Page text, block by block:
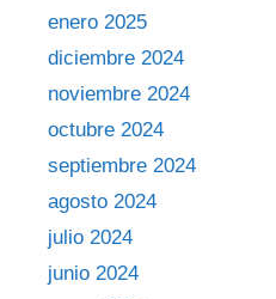
enero 2025
diciembre 2024
noviembre 2024
octubre 2024
septiembre 2024
agosto 2024
julio 2024
junio 2024